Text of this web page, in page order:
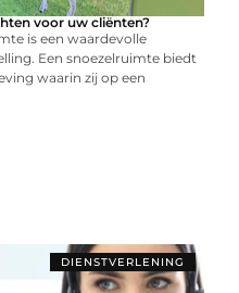
voor uw cliënten?
is een waardevolle
Een snoezelruimte biedt
waarin zij op een
DIENSTVERLENING